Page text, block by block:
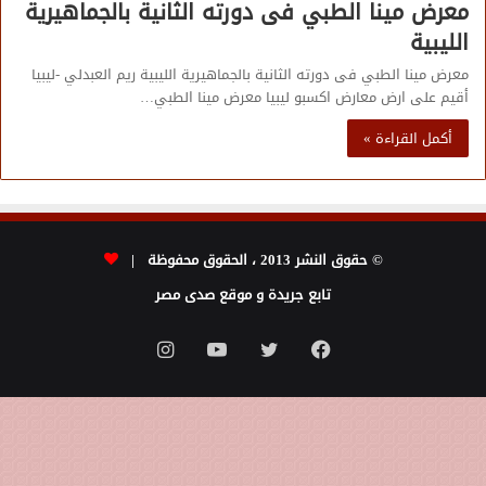
معرض مينا الطبي فى دورته الثانية بالجماهيرية
الليبية
معرض مينا الطبي فى دورته الثانية بالجماهيرية الليبية ريم العبدلي -ليبيا
أقيم على ارض معارض اكسبو ليبيا معرض مينا الطبي…
أكمل القراءة »
© حقوق النشر 2013 ، الحقوق محفوظة |
تابع جريدة و موقع صدى مصر
فيسبوك تويتر يوتيوبانستقرام